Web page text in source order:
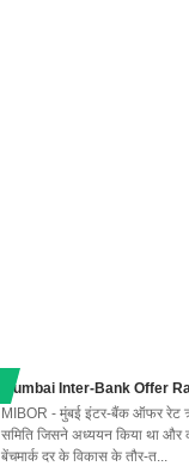
Mumbai Inter-Bank Offer
MIBOR - मुंबई इंटर-बैंक ऑफर रेट
समिति जिसने अध्ययन किया था और
बेंचमार्क दर के विकास के तौर-त...